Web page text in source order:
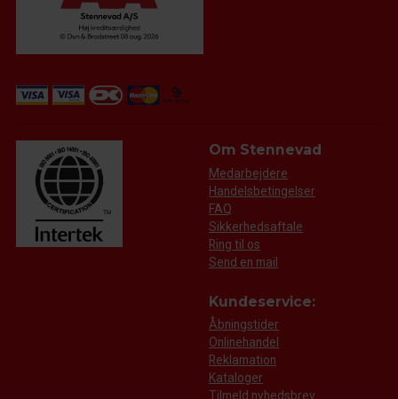
Om Stennevad
Medarbejdere
Handelsbetingelser
FAQ
Sikkerhedsaftale
Ring til os
Send en mail
Kundeservice:
Åbningstider
Onlinehandel
Reklamation
Kataloger
Tilmeld nyhedsbrev